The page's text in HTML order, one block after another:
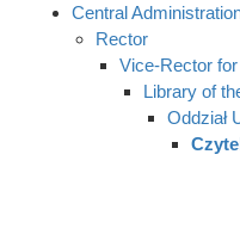
Central
Rector
Vice-Rector
Library of
Oddział